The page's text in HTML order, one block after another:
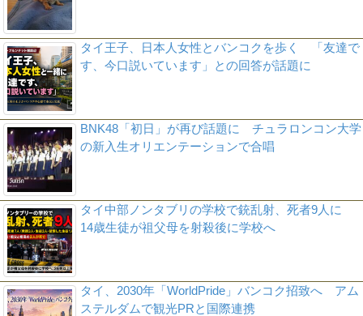
タイ王子、日本人女性とバンコクを歩く 「友達で
す、今口説いています」との回答が話題に
BNK48「初日」が再び話題に チュラロンコン大学
の新入生オリエンテーションで合唱
タイ中部ノンタブリの学校で銃乱射、死者9人に
14歳生徒が祖父母を射殺後に学校へ
タイ、2030年「WorldPride」バンコク招致へ アム
ステルダムで観光PRと国際連携